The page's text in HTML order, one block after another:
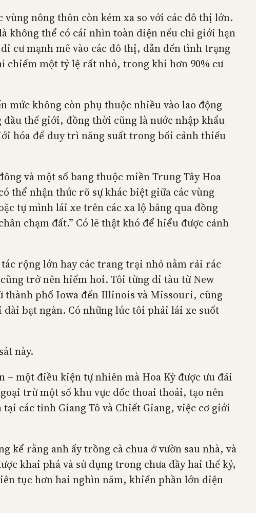
nông thôn còn kém xa so với các đô thị lớn.
không thể có cái nhìn toàn diện nếu chỉ giới hạn
cư mạnh mẽ vào các đô thị, dẫn đến tình trạng
chiếm một tỷ lệ rất nhỏ, trong khi hơn 90% cư
mức không còn phụ thuộc nhiều vào lao động
thế giới, đồng thời cũng là nước nhập khẩu
hóa để duy trì năng suất trong bối cảnh thiếu
và một số bang thuộc miền Trung Tây Hoa
thể nhận thức rõ sự khác biệt giữa các vùng
tự mình lái xe trên các xa lộ băng qua đồng
chạm đất.” Có lẽ thật khó để hiểu được cảnh
rộng lớn hay các trang trại nhỏ nằm rải rác
trở nên hiếm hoi. Tôi từng đi tàu từ New
thành phố Iowa đến Illinois và Missouri, cũng
bạt ngàn. Có những lúc tôi phải lái xe suốt
này.
– một điều kiện tự nhiên mà Hoa Kỳ được ưu đãi
trừ một số khu vực dốc thoai thoải, tạo nên
các tỉnh Giang Tô và Chiết Giang, việc cơ giới
kể rằng anh ấy trồng cà chua ở vườn sau nhà, và
khai phá và sử dụng trong chưa đầy hai thế kỷ,
tục hơn hai nghìn năm, khiến phần lớn diện